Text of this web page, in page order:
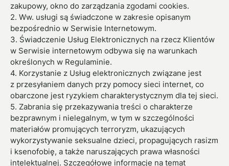
zakupowy, okno do zarządzania zgodami cookies.
2. Ww. usługi są świadczone w zakresie opisanym
bezpośrednio w Serwisie Internetowym.
3. Świadczenie Usług Elektronicznych na rzecz Klientów
w Serwisie internetowym odbywa się na warunkach
określonych w Regulaminie.
4. Korzystanie z Usług elektronicznych związane jest
z przesyłaniem danych przy pomocy sieci internet, co
obarczone jest ryzykiem charakterystycznym dla tej sieci.
5. Zabrania się przekazywania treści o charakterze
bezprawnym i nielegalnym, w tym w szczególności
materiałów promujących terroryzm, ukazujących
wykorzystywanie seksualne dzieci, propagujących rasizm
i ksenofobię, a także naruszających prawa własności
intelektualnej. Szczegółowe informacje na temat